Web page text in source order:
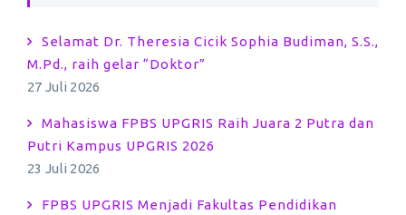
Selamat Dr. Theresia Cicik Sophia Budiman, S.S.,
M.Pd., raih gelar “Doktor”
27 Juli 2026
Mahasiswa FPBS UPGRIS Raih Juara 2 Putra dan
Putri Kampus UPGRIS 2026
23 Juli 2026
FPBS UPGRIS Menjadi Fakultas Pendidikan